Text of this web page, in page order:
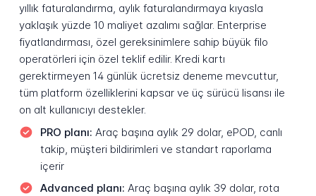
yıllık faturalandırma, aylık faturalandırmaya kıyasla
yaklaşık yüzde 10 maliyet azalımı sağlar. Enterprise
fiyatlandırması, özel gereksinimlere sahip büyük filo
operatörleri için özel teklif edilir. Kredi kartı
gerektirmeyen 14 günlük ücretsiz deneme mevcuttur,
tüm platform özelliklerini kapsar ve üç sürücü lisansı ile
on alt kullanıcıyı destekler.
PRO planı: Araç başına aylık 29 dolar, ePOD, canlı
takip, müşteri bildirimleri ve standart raporlama
içerir
Advanced planı: Araç başına aylık 39 dolar, rota